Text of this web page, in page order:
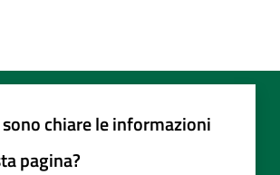
chiare le informazioni
pagina?